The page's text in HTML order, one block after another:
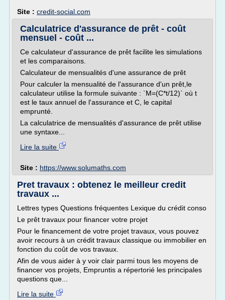
Site : credit-social.com
Calculatrice d'assurance de prêt - coût
mensuel - coût ...
Ce calculateur d'assurance de prêt facilite les simulations
et les comparaisons.
Calculateur de mensualités d'une assurance de prêt
Pour calculer la mensualité de l'assurance d'un prêt,le
calculateur utilise la formule suivante : `M=(C*t/12)` où t
est le taux annuel de l'assurance et C, le capital
emprunté.
La calculatrice de mensualités d'assurance de prêt utilise
une syntaxe...
Lire la suite
Site : https://www.solumaths.com
Pret travaux : obtenez le meilleur credit
travaux ...
Lettres types Questions fréquentes Lexique du crédit conso
Le prêt travaux pour financer votre projet
Pour le financement de votre projet travaux, vous pouvez
avoir recours à un crédit travaux classique ou immobilier en
fonction du coût de vos travaux.
Afin de vous aider à y voir clair parmi tous les moyens de
financer vos projets, Empruntis a répertorié les principales
questions que...
Lire la suite